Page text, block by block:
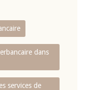
dans
services de